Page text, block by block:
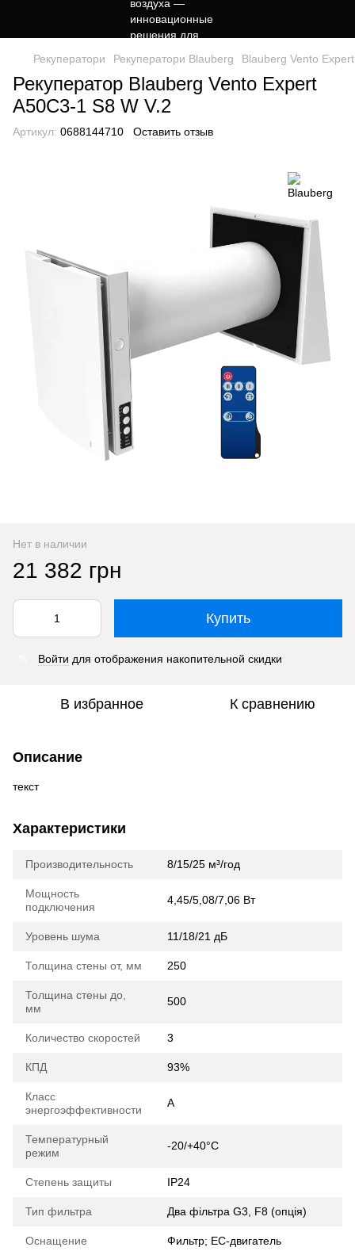
Рекуператори Рекуператори Blauberg Blauberg Vento
Рекуператор Blauberg Vento Expert
A50C3-1 S8 W V.2
Артикул: 0688144710 Оставить отзыв
Нет в наличии
21 382 грн
Купить
Войти для отображения накопительной скидки
В избранное К сравнению
Описание
текст
Характеристики
Производительность 8/15/25 м³/год
Мощность
подключения
4,45/5,08/7,06 Вт
Уровень шума 11/18/21 дБ
Толщина стены от, мм 250
Толщина стены до,
мм
500
Количество скоростей 3
КПД 93%
Класс
энергоэффективности
A
Температурный
режим
-20/+40°C
Степень защиты IP24
Тип фильтра Два фільтра G3, F8 (опція)
Оснащение Фильтр; ЕС-двигатель